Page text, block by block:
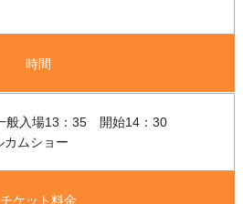
時間
般入場13：35 開始14：30
ムショー
チケット料金